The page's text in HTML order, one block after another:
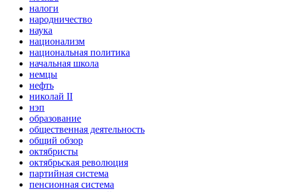
налоги
народничество
наука
национализм
национальная политика
начальная школа
немцы
нефть
николай II
нэп
образование
общественная деятельность
общий обзор
октябристы
октябрьская революция
партийная система
пенсионная система